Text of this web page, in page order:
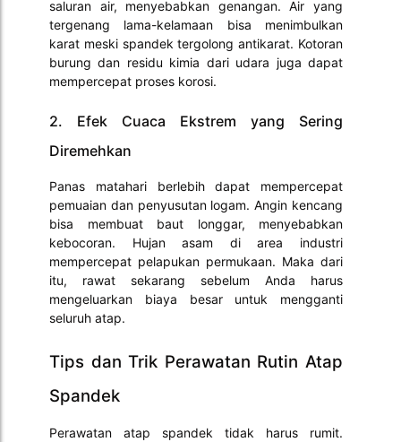
saluran air, menyebabkan genangan. Air yang
tergenang lama-kelamaan bisa menimbulkan
karat meski spandek tergolong antikarat. Kotoran
burung dan residu kimia dari udara juga dapat
mempercepat proses korosi.
2. Efek Cuaca Ekstrem yang Sering
Diremehkan
Panas matahari berlebih dapat mempercepat
pemuaian dan penyusutan logam. Angin kencang
bisa membuat baut longgar, menyebabkan
kebocoran. Hujan asam di area industri
mempercepat pelapukan permukaan. Maka dari
itu, rawat sekarang sebelum Anda harus
mengeluarkan biaya besar untuk mengganti
seluruh atap.
Tips dan Trik Perawatan Rutin Atap
Spandek
Perawatan atap spandek tidak harus rumit.